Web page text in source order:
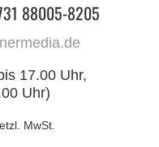
88005-8205
17.00 Uhr,
Uhr)
MwSt.